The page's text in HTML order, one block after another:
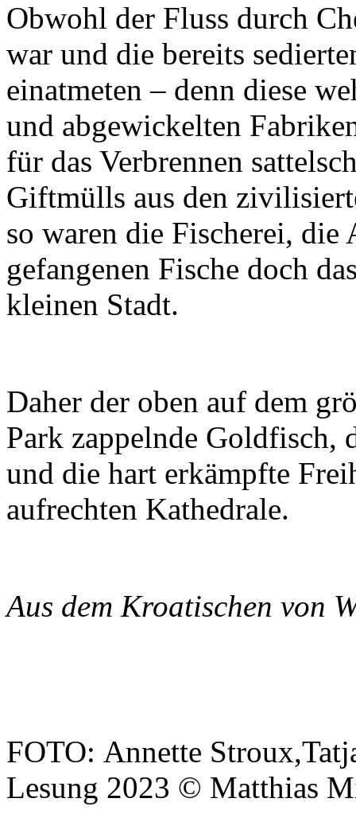
Obwohl der Fluss durch
war und die bereits
einatmeten – denn diese
und abgewickelten
für das Verbrennen
Giftmülls aus den
so waren die Fischerei,
gefangenen Fische doch
kleinen Stadt.
Daher der oben auf dem
Park zappelnde Goldfisch,
und die hart erkämpfte
aufrechten Kathedrale.
Aus dem Kroatischen von
FOTO: Annette
Lesung 2023 © Matthias